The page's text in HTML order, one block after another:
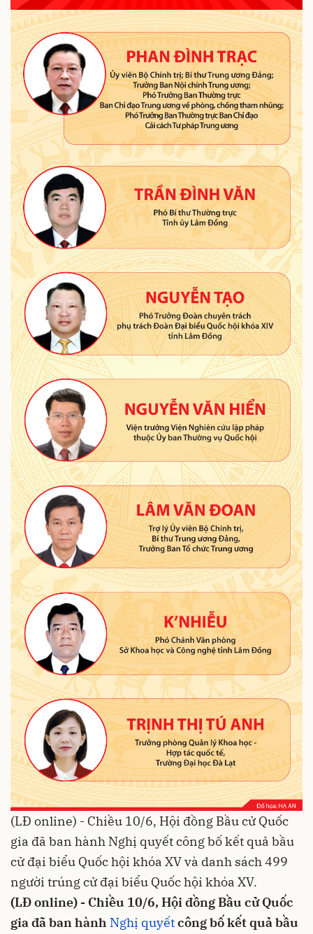
(LĐ online) - Chiều 10/6, Hội đồng Bầu cử Quốc
gia đã ban hành Nghị quyết công bố kết quả bầu
cử đại biểu Quốc hội khóa XV và danh sách 499
người trúng cử đại biểu Quốc hội khóa XV.
(LĐ online) - Chiều 10/6, Hội đồng Bầu cử Quốc
gia đã ban hành Nghị quyếtcông bố kết quả bầu